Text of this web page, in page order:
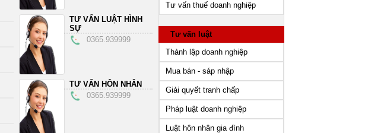
TƯ VẤN LUẬT HÌNH
SỰ
0365.939999
TƯ VẤN HÔN NHÂN
0365.939999
Tư vấn thuế doanh nghiệp
Tư vấn luật
Thành lập doanh nghiệp
Mua bán - sáp nhập
Giải quyết tranh chấp
Pháp luật doanh nghiệp
Luật hôn nhân gia đình